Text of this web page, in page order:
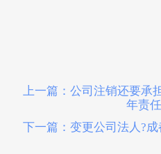
上一篇：公司注销还要承
年责
下一篇：变更公司法人?